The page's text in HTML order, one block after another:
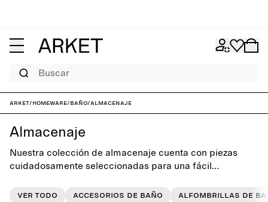
Buscar
ARKET/Homeware/Baño/Almacenaje
Almacenaje
Nuestra colección de almacenaje cuenta con piezas
cuidadosamente seleccionadas para una fácil
colores para adaptarlos a tus necesidades.
Ver todo Accesorios de baño Alfombrillas de